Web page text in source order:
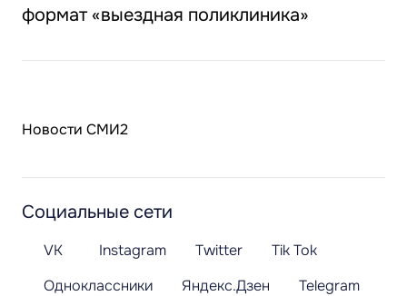
формат «выездная поликлиника»
Новости СМИ2
Социальные сети
VK Instagram Twitter
Tik Tok
Одноклассники
Яндекс.Дзен
Telegram